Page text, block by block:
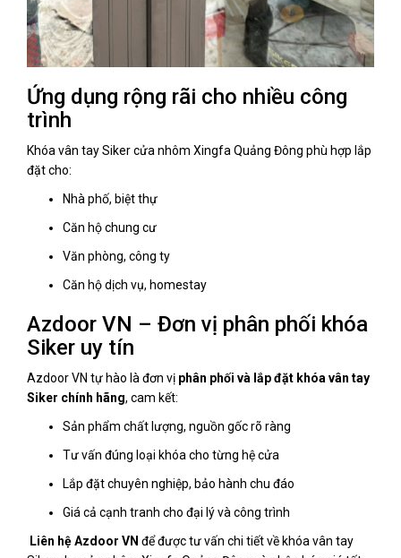
Ứng dụng rộng rãi cho nhiều công
trình
Khóa vân tay Siker cửa nhôm Xingfa Quảng Đông phù hợp lắp
đặt cho:
Nhà phố, biệt thự
Căn hộ chung cư
Văn phòng, công ty
Căn hộ dịch vụ, homestay
Azdoor VN – Đơn vị phân phối khóa
Siker uy tín
Azdoor VN tự hào là đơn vị phân phối và lắp đặt khóa vân tay
Siker chính hãng, cam kết:
Sản phẩm chất lượng, nguồn gốc rõ ràng
Tư vấn đúng loại khóa cho từng hệ cửa
Lắp đặt chuyên nghiệp, bảo hành chu đáo
Giá cả cạnh tranh cho đại lý và công trình
Liên hệ Azdoor VN để được tư vấn chi tiết về khóa vân tay